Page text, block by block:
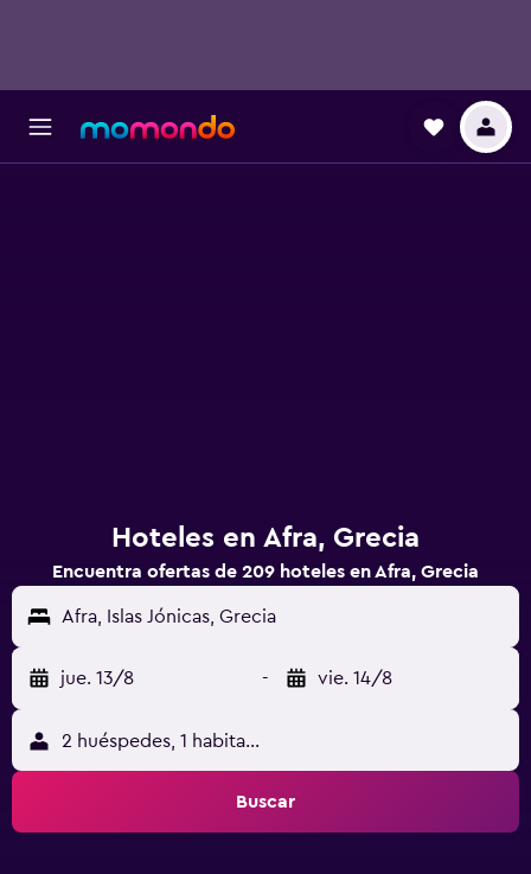
Hoteles en Afra, Grecia
Encuentra ofertas de 209 hoteles en Afra, Grecia
Afra, Islas Jónicas, Grecia
jue. 13/8 - vie. 14/8
2 huéspedes, 1 habitación
Buscar